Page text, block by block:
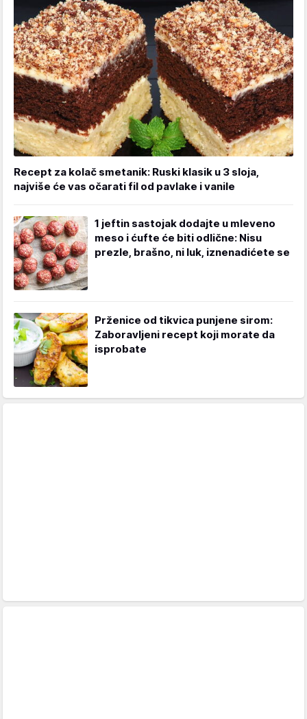
Recept za kolač smetanik: Ruski klasik u 3 sloja,
najviše će vas očarati fil od pavlake i vanile
1 jeftin sastojak dodajte u mleveno
meso i ćufte će biti odlične: Nisu
prezle, brašno, ni luk, iznenadićete se
Prženice od tikvica punjene sirom:
Zaboravljeni recept koji morate da
isprobate